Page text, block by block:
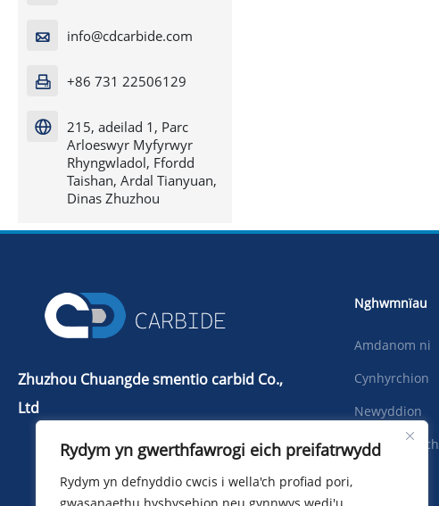
 info@cdcarbide.com
 +86 731 22506129

215, adeilad 1, Parc
Arloeswyr Myfyrwyr
Rhyngwladol, Ffordd
Taishan, Ardal Tianyuan,
Dinas Zhuzhou
Zhuzhou Chuangde smentio carbid Co.,
Ltd
Del：+86 731 22506139
info@cdcarbide.com
Nghwmnïau
Amdanom ni
Cynhyrchion
Newyddion
Lawrlwythwch
Rydym yn gwerthfawrogi eich preifatrwydd
Rydym yn defnyddio cwcis i wella'ch profiad pori,